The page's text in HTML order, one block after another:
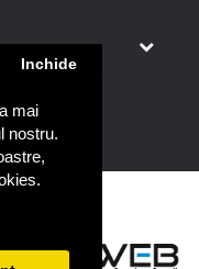
mai
nostru.
Inchide